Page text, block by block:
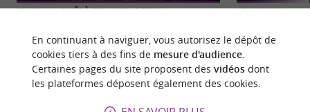
Xploria La forêt à explorer le temps
sont garanties ! Xploria est un espace d’ aventures
ludiques et ...
8,0 km - Le Mas-d'Azil
Le Mas d’Azil
pittoresque
au cœur du ...
8,3 km -
En continuant à naviguer, vous autorisez le dépôt de
cookies tiers à des fins de mesure d'audience.
Certaines pages du site proposent des vidéosdont
les plateformes déposent également des cookies.